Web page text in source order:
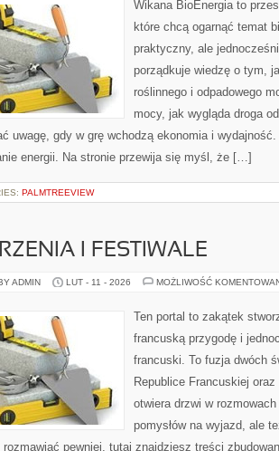
Wikana BioEnergia to
które chcą ogarnąć temat
praktyczny, ale
porządkuje wiedzę o tym,
roślinnego i odpadowego
mocy, jak wygląda droga
uwagę, gdy w grę wchodzą ekonomia i
energii. Na stronie przewija się myśl, że […]
PALMTREEVIEW
I FESTIWALE
ADMIN LUT - 11 - 2026 MOŻLIWOŚĆ
Ten portal to zakątek
francuską przygodę i
francuski. To fuzja dwóch
Republice Francuskiej
otwiera drzwi w
pomysłów na wyjazd, ale
pewniej, tutaj znajdziesz treści